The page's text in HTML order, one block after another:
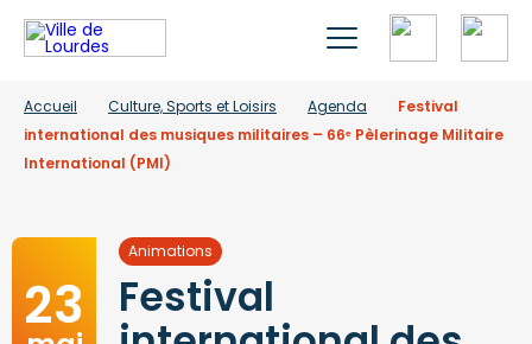
Accueil Culture, Sports et Loisirs Agenda
Festival
international des musiques militaires – 66ᵉ Pèlerinage Militaire
International (PMI)
23
Animations
Festival